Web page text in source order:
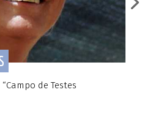
de Testes